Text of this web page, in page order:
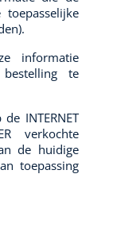
informatie
te
INTERNET
verkochte
de huidige
toepassing